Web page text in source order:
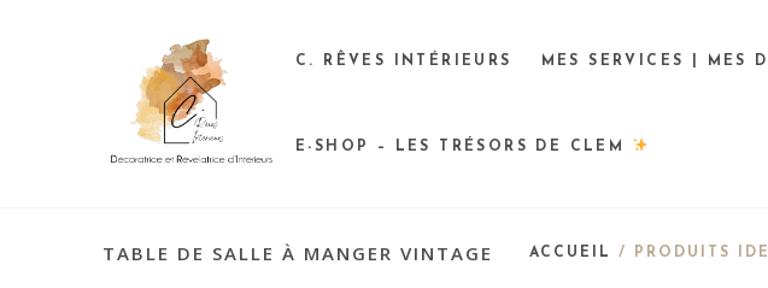
C. RÊVES INTÉRIEURS MES SERVICES | MES
E-SHOP – LES TRÉSORS DE CLEM
TABLE DE SALLE À MANGER VINTAGE ACCUEIL / PRODUITS